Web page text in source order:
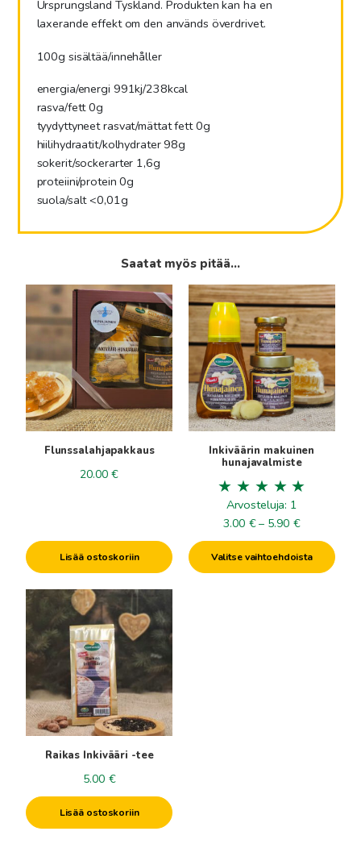
Ursprungsland Tyskland. Produkten kan ha en
laxerande effekt om den används överdrivet.
100g sisältää/innehåller
energia/energi 991kj/238kcal
rasva/fett0g
tyydyttyneet rasvat/mättat fett 0g
hiilihydraatit/kolhydrater98g
sokerit/sockerarter 1,6g
proteiini/protein 0g
suola/salt <0,01g
Saatat myös pitää...
Flunssalahjapakkaus
20.00 €
Lisää ostoskoriin
Inkiväärin makuinen
hunajavalmiste
Arvosteluja: 1
3.00 € – 5.90 €
3.00€
-
5.90€
Valitse vaihtoehdoista
Tällä
tuotteella
useampi
muunnelma.
Voit
tehdä
valinnat
sivulla.
Raikas Inkivääri -tee
5.00 €
Lisää ostoskoriin